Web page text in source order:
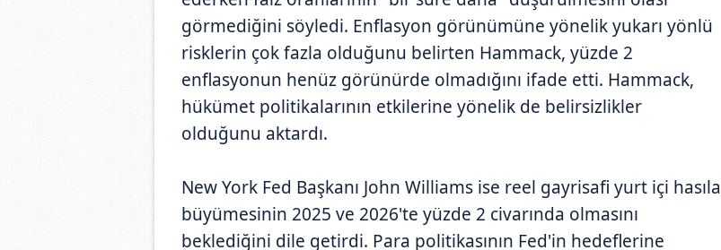
görmediğini söyledi. Enflasyon görünümüne yönelik yukarı yönlü
risklerin çok fazla olduğunu belirten Hammack, yüzde 2
enflasyonun henüz görünürde olmadığını ifade etti. Hammack,
hükümet politikalarının etkilerine yönelik de belirsizlikler
olduğunu aktardı.
New York Fed Başkanı John Williams ise reel gayrisafi yurt içi hasıla
büyümesinin 2025 ve 2026'te yüzde 2 civarında olmasını
beklediğini dile getirdi. Para politikasının Fed'in hedeflerine